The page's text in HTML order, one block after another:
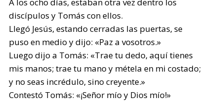
discípulos y Tomás con ellos.
Llegó Jesús, estando cerradas las puertas, se
puso en medio y dijo: «Paz a vosotros.»
Luego dijo a Tomás: «Trae tu dedo, aquí tienes
mis manos; trae tu mano y métela en mi costado;
y no seas incrédulo, sino creyente.»
Contestó Tomás: «¡Señor mío y Dios mío!»